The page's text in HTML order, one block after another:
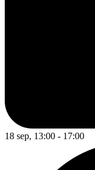
18 sep, 13:00 - 17:00